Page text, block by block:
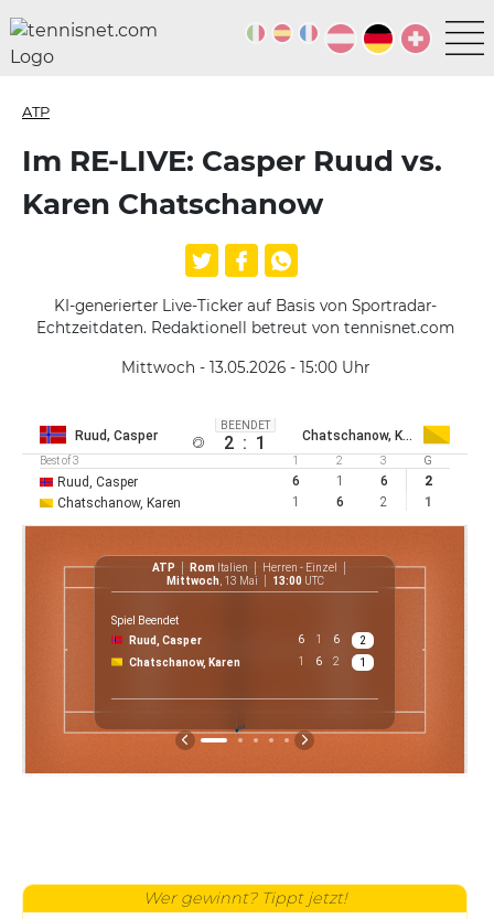
ATP
Im RE-LIVE: Casper Ruud vs.
Karen Chatschanow
KI-generierter Live-Ticker auf Basis von Sportradar-
Echtzeitdaten. Redaktionell betreut von tennisnet.com
Mittwoch - 13.05.2026 - 15:00Uhr
Ruud, Casper
BEENDET
2 : 1 Chatschanow, Karen
Best of 3 1 2 3 G
Ruud, Casper 6 1 6
2
Chatschanow, Karen
1 6 2 1
ATP Rom Italien
Herren - Einzel
Mittwoch , 13 Mai 13:00 UTC
Spiel Beendet
Ruud, Casper
6 1 6
2
Chatschanow, Karen
1 6 2 1
Wer gewinnt? Tippt jetzt!